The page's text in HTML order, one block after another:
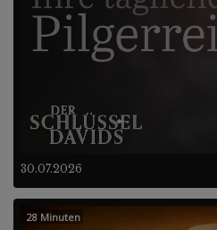
30.07.2026
28 Minuten